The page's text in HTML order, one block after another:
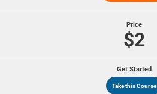
Price
$2
Get Started
Take this Course